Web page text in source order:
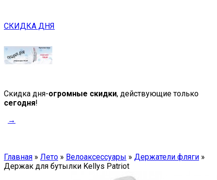
СКИДКА ДНЯ
Скидка дня-огромные скидки, действующие только
сегодня!
→
Главная » Лето » Велоаксессуары » Держатели фляги »
Держак для бутылки Kellys Patriot